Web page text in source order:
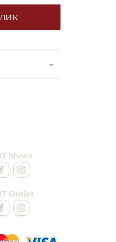
Shoes
Outlet